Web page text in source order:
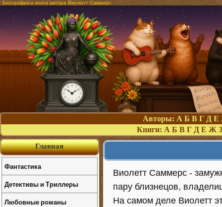
Биография и книги автора Виолетт Саммерс
Авторы: А Б В Г Д Е
Книги: А Б В Г Д Е Ж З
Виолетт Саммерс -
пару близнецов,
На самом деле Виолетт
Главная
Фантастика
Детективы и Триллеры
Любовные романы